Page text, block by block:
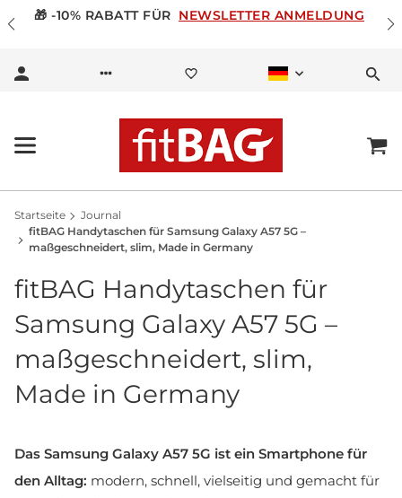
🎁 -10% RABATT FÜR NEWSLETTER ANMELDUNG
Startseite
Journal
fitBAG Handytaschen für Samsung Galaxy A57 5G –
maßgeschneidert, slim, Made in Germany
fitBAG Handytaschen für
Samsung Galaxy A57 5G –
maßgeschneidert, slim,
Made in Germany
Das Samsung Galaxy A57 5G ist ein Smartphone für
den Alltag: modern, schnell, vielseitig und gemacht für